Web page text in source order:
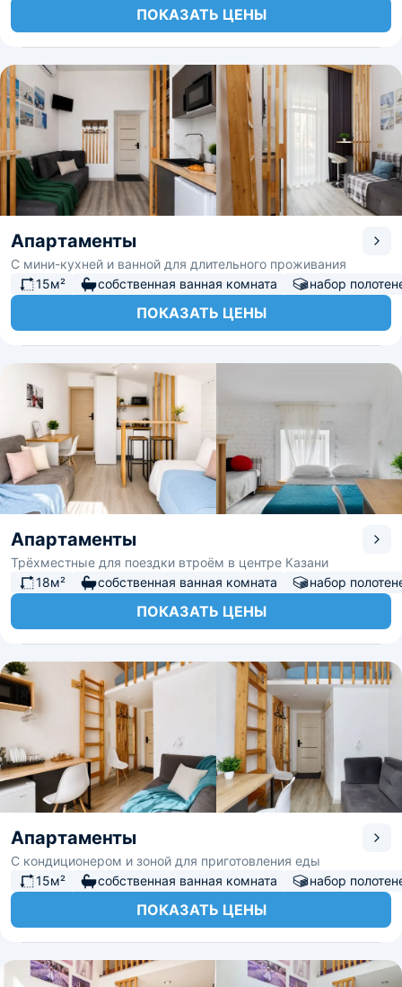
ПОКАЗАТЬ ЦЕНЫ
Апартаменты
С мини-кухней и ванной для длительного проживания
15м²
собственная ванная комната набор
ПОКАЗАТЬ ЦЕНЫ
Апартаменты
Трёхместные для поездки втроём в центре Казани
18м²
собственная ванная комната набор
ПОКАЗАТЬ ЦЕНЫ
Апартаменты
С кондиционером и зоной для приготовления еды
15м²
собственная ванная комната набор
ПОКАЗАТЬ ЦЕНЫ